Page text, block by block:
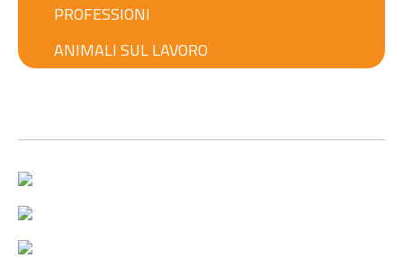
PROFESSIONI
ANIMALI SUL LAVORO